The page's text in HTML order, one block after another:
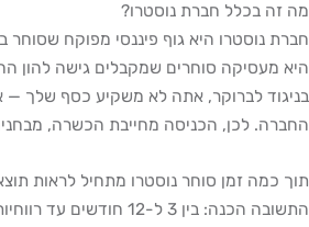
מה זה בכלל חברת נוסטרו?
חברת נוסטרו היא גוף פיננסי מפוקח
היא מעסיקה סוחרים שמקבלים גישה להון
בניגוד לברוקר, אתה לא משקיע כסף שלך
החברה. לכן, הכניסה מחייבת הכשרה,
תוך כמה זמן סוחר נוסטרו מתחיל לראות
התשובה הכנה: בין 3 ל-12